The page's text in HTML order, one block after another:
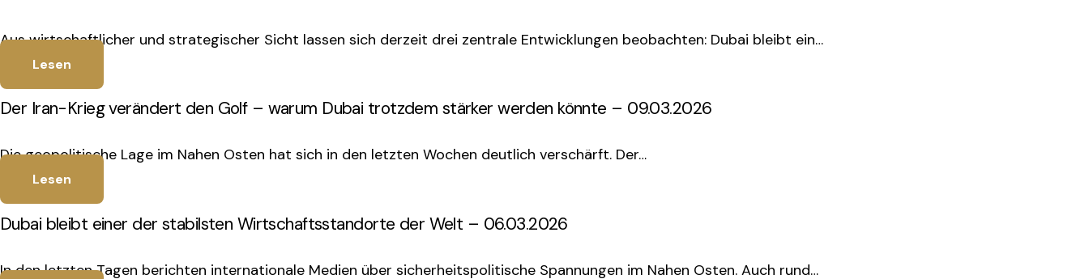
Aus wirtschaftlicher und strategischer Sicht lassen sich derzeit drei zentrale Entwicklungen beobachten: ⁠Dubai bleibt ein…
Lesen
Der Iran-Krieg verändert den Golf – warum Dubai trotzdem stärker werden könnte – 09.03.2026
Die geopolitische Lage im Nahen Osten hat sich in den letzten Wochen deutlich verschärft. Der…
Lesen
Dubai bleibt einer der stabilsten Wirtschaftsstandorte der Welt – 06.03.2026
In den letzten Tagen berichten internationale Medien über sicherheitspolitische Spannungen im Nahen Osten. Auch rund…